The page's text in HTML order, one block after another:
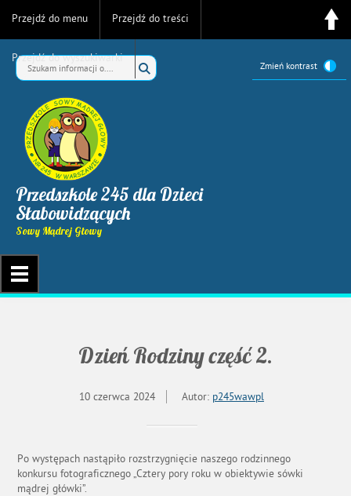
Przejdź do menu Przejdź do treści
Przejdź do wyszukiwarki
Zmień kontrast
Przedszkole 245 dla Dzieci
Słabowidzących
Sowy Mądrej Głowy
Dzień Rodziny część 2.
10 czerwca 2024 Autor: p245wawpl
Po występach nastąpiło rozstrzygnięcie naszego rodzinnego
konkursu fotograficznego „Cztery pory roku w obiektywie sówki
mądrej główki”.